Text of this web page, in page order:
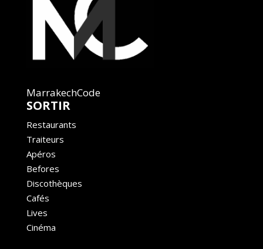
MarrakechCode
SORTIR
Restaurants
Traiteurs
Apéros
Befores
Discothèques
Cafés
Lives
Cinéma